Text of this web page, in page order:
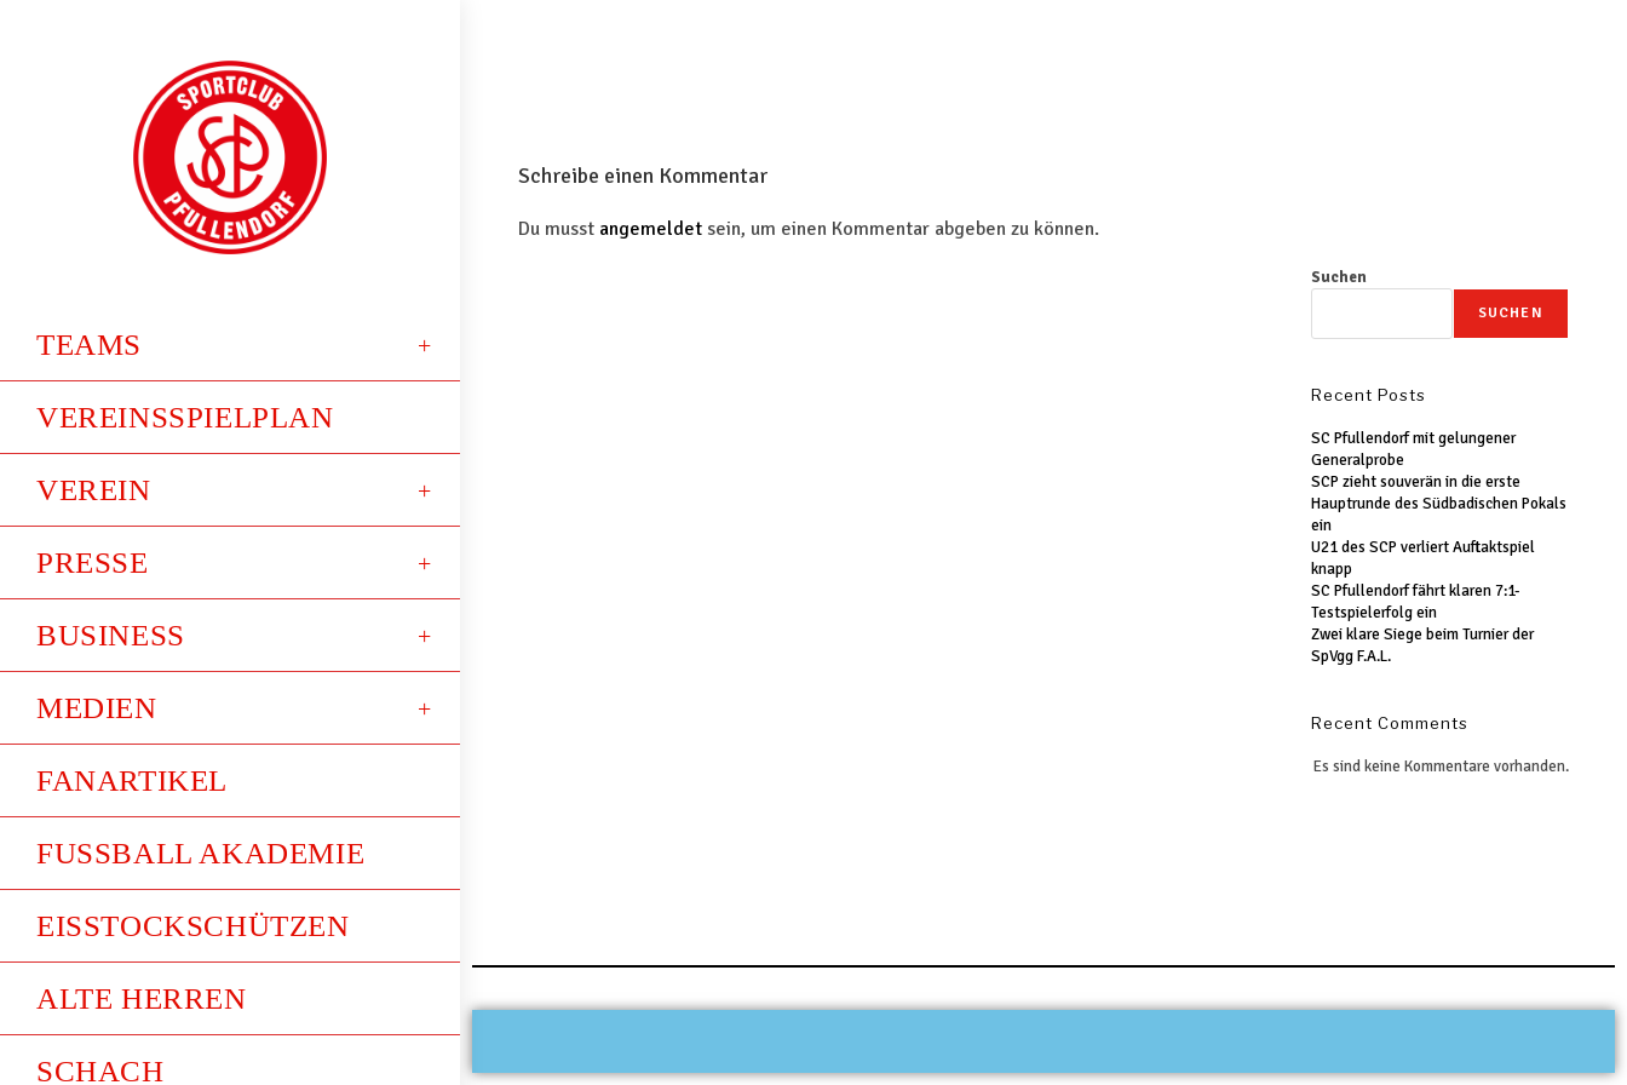
TEAMS
VEREINSSPIELPLAN
VEREIN
PRESSE
BUSINESS
MEDIEN
FANARTIKEL
FUSSBALL AKADEMIE
EISSTOCKSCHÜTZEN
ALTE HERREN
SCHACH
Schreibe einen Kommentar
Du musst angemeldet sein, um einen Kommentar abgeben zu können.
Suchen
SUCHEN
Recent Posts
SC Pfullendorf mit gelungener
Generalprobe
SCP zieht souverän in die erste
Hauptrunde des Südbadischen Pokals
ein
U21 des SCP verliert Auftaktspiel
knapp
SC Pfullendorf fährt klaren 7:1-
Testspielerfolg ein
Zwei klare Siege beim Turnier der
SpVgg F.A.L.
Recent Comments
Es sind keine Kommentare vorhanden.